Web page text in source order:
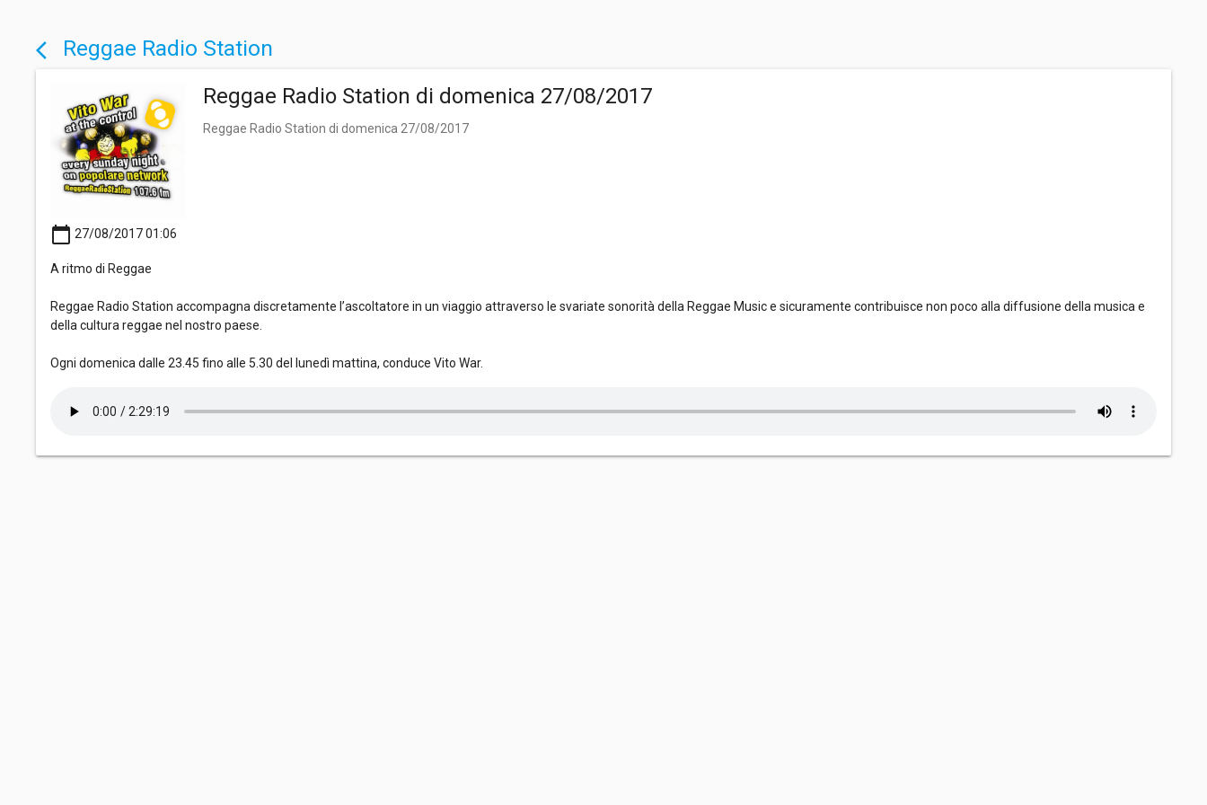
arrow_back_ios Reggae Radio Station
Reggae Radio Station di domenica 27/08/2017
Reggae Radio Station di domenica 27/08/2017
calendar_today 27/08/2017 01:06
A ritmo di Reggae
Reggae Radio Station accompagna discretamente l’ascoltatore in un viaggio attraverso le svariate sonorità della Reggae Music e sicuramente contribuisce non poco alla diffusione della musica e
della cultura reggae nel nostro paese.
Ogni domenica dalle 23.45 fino alle 5.30 del lunedì mattina, conduce Vito War.